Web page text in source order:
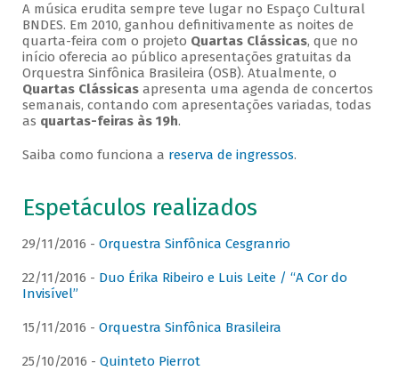
A música erudita sempre teve lugar no Espaço Cultural
BNDES. Em 2010, ganhou definitivamente as noites de
quarta-feira com o projeto Quartas Clássicas, que no
início oferecia ao público apresentações gratuitas da
Orquestra Sinfônica Brasileira (OSB). Atualmente, o
Quartas Clássicasapresenta uma agenda de concertos
semanais, contando com apresentações variadas, todas
as quartas-feiras às 19h.
Saiba como funciona a reserva de ingressos.
Espetáculos realizados
29/11/2016 - Orquestra Sinfônica Cesgranrio
22/11/2016 - Duo Érika Ribeiro e Luis Leite / “A Cor do
Invisível”
15/11/2016 - Orquestra Sinfônica Brasileira
25/10/2016 - Quinteto Pierrot